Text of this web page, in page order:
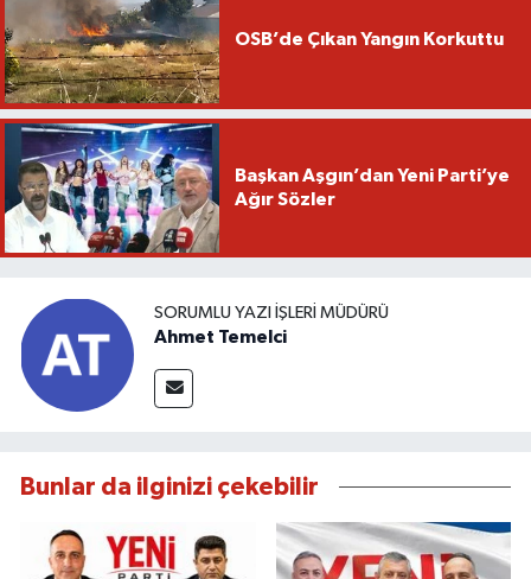
OSB’de Çıkan Yangın Korkuttu
Başkan Aşgın’dan Yeni Parti’ye
Ağır Sözler
SORUMLU YAZI İŞLERI MÜDÜRÜ
Ahmet Temelci
Bunlar da ilginizi çekebilir